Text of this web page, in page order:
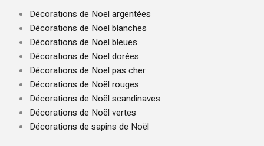
Décorations de Noël argentées
Décorations de Noël blanches
Décorations de Noël bleues
Décorations de Noël dorées
Décorations de Noël pas cher
Décorations de Noël rouges
Décorations de Noël scandinaves
Décorations de Noël vertes
Décorations de sapins de Noël